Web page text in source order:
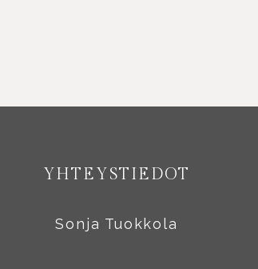
YHTEYSTIEDOT
Sonja Tuokkola